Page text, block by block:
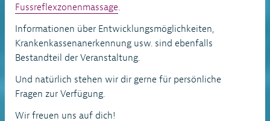
Fussreflexzonenmassage.
Informationen über Entwicklungsmöglichkeiten,
Krankenkassenanerkennung usw. sind ebenfalls
Bestandteil der Veranstaltung.
Und natürlich stehen wir dir gerne für persönliche
Fragen zur Verfügung.
Wir freuen uns auf dich!